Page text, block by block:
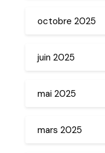
octobre 2025
juin 2025
mai 2025
mars 2025